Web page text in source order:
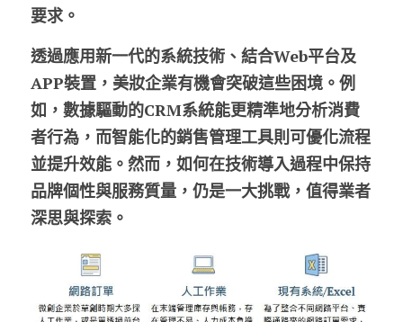
要求。
透過應用新一代的系統技術、結合Web平台及
APP裝置，美妝企業有機會突破這些困境。例
如，數據驅動的CRM系統能更精準地分析消費
者行為，而智能化的銷售管理工具則可優化流程
並提升效能。然而，如何在技術導入過程中保持
品牌個性與服務質量，仍是一大挑戰，值得業者
深思與探索。